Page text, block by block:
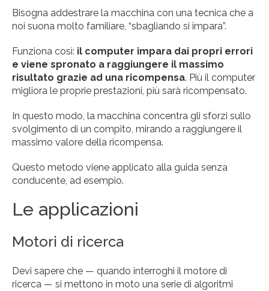
Bisogna addestrare la macchina con una tecnica che a
noi suona molto familiare, “sbagliando si impara”.
Funziona così: il computer impara dai propri errori
e viene spronato a raggiungere il massimo
risultato grazie ad una ricompensa. Più il computer
migliora le proprie prestazioni, più sarà ricompensato.
In questo modo, la macchina concentra gli sforzi sullo
svolgimento di un compito, mirando a raggiungere il
massimo valore della ricompensa.
Questo metodo viene applicato alla guida senza
conducente, ad esempio.
Le applicazioni
Motori di ricerca
Devi sapere che — quando interroghi il motore di
ricerca — si mettono in moto una serie di algoritmi